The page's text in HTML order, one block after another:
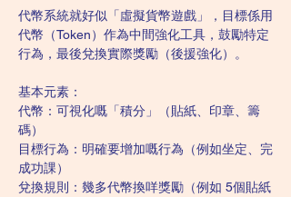
代幣系統就好似「虛擬貨幣遊戲」，目標係用
代幣（Token）作為中間強化工具，鼓勵特定
行為，最後兌換實際獎勵（後援強化）。
基本元素：
代幣：可視化嘅「積分」（貼紙、印章、籌
碼）
目標行為：明確要增加嘅行為（例如坐定、完
成功課）
兌換規則：幾多代幣換咩獎勵（例如 5個貼紙